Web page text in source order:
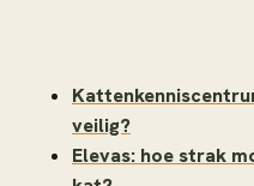
veilig?
Elevas: hoe strak